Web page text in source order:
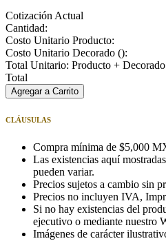
Cotización Actual
Cantidad:
Costo Unitario Producto:
Costo Unitario Decorado ():
Total Unitario: Producto +
Total
Agregar a Carrito
CLÁUSULAS
Compra mínima de $5,000
Las existencias aquí
pueden variar.
Precios sujetos a cambio sin
Precios no incluyen IVA,
Si no hay existencias del
ejecutivo o mediante nuestro
Imágenes de carácter